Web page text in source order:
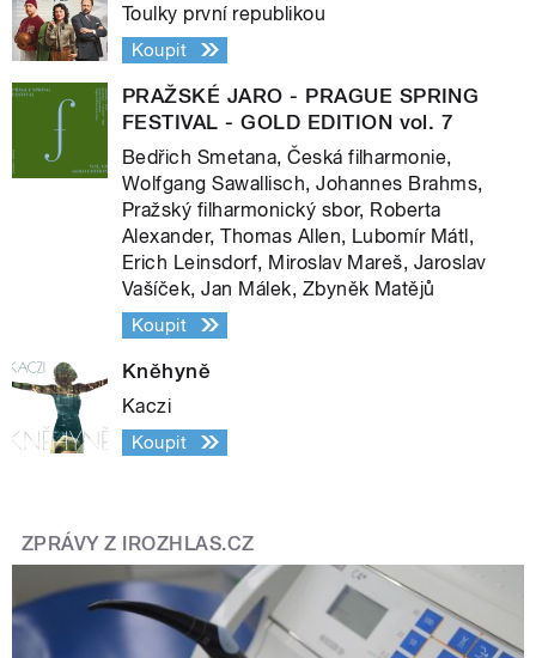
Toulky první republikou
Koupit
PRAŽSKÉ JARO - PRAGUE SPRING
FESTIVAL - GOLD EDITION vol. 7
Bedřich Smetana, Česká filharmonie,
Wolfgang Sawallisch, Johannes Brahms,
Pražský filharmonický sbor, Roberta
Alexander, Thomas Allen, Lubomír Mátl,
Erich Leinsdorf, Miroslav Mareš, Jaroslav
Vašíček, Jan Málek, Zbyněk Matějů
Koupit
Kněhyně
Kaczi
Koupit
ZPRÁVY Z IROZHLAS.CZ